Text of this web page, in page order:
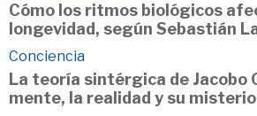
Cómo los ritmos biológicos
longevidad, según Sebastián
Conciencia
La teoría sintérgica de Jacobo
mente, la realidad y su